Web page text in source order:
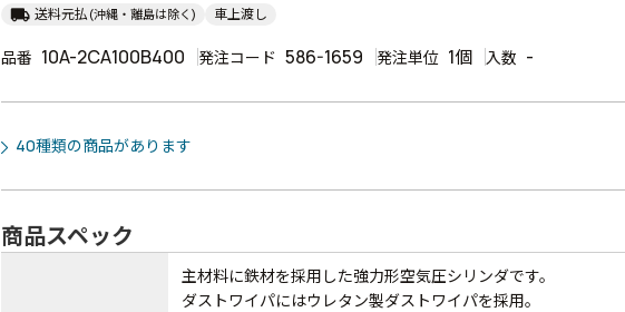
local_shipping 送料元払 (沖縄・離島は除く) 車上渡し
品番 10A-2CA100B400 発注コード 586-1659 発注単位 1個 入数 -
40種類の商品があります
商品スペック
主材料に鉄材を採用した強力形空気圧シリンダです。
ダストワイパにはウレタン製ダストワイパを採用。